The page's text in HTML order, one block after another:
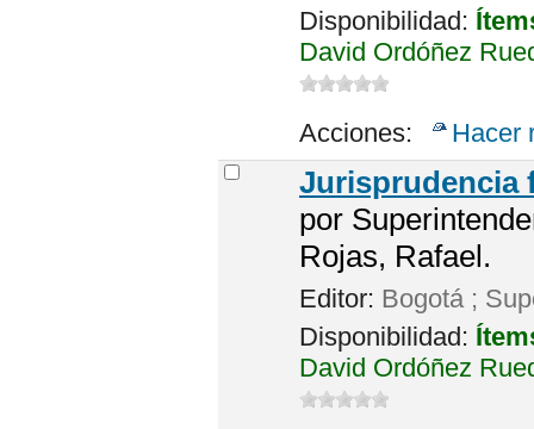
Disponibilidad:
David Ordóñez
Acciones: Hacer
Jurisprudencia
por
Rojas, Rafael.
Editor: Bogotá ;
Disponibilidad:
David Ordóñez